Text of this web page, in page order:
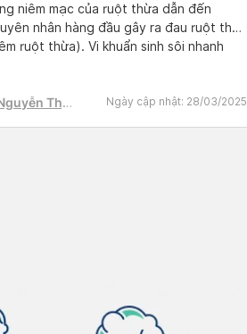
niêm mạc của ruột thừa dẫn đến
nhân hàng đầu gây ra đau ruột thừa
ruột thừa). Vi khuẩn sinh sôi nhanh
Thị
Ngày cập nhật: 28/03/2025